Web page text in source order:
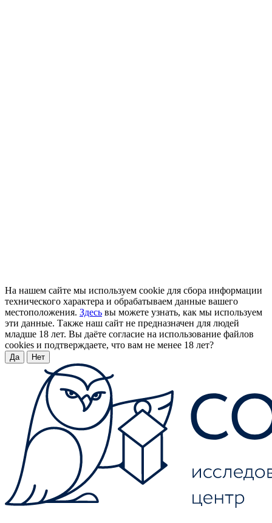
На нашем сайте мы используем cookie для сбора информации
технического характера и обрабатываем данные вашего
местоположения. Здесь вы можете узнать, как мы используем
эти данные. Также наш сайт не предназначен для людей
младше 18 лет. Вы даёте согласие на использование файлов
cookies и подтверждаете, что вам не менее 18 лет?
Да Нет